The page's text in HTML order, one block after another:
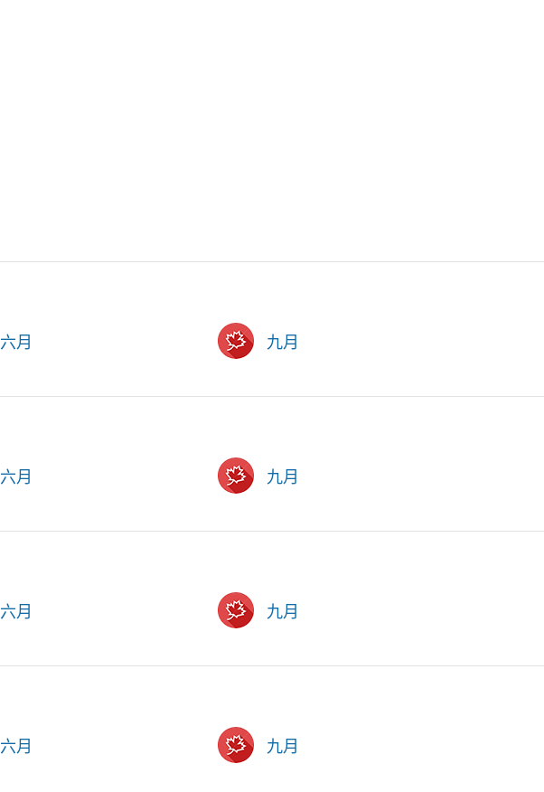
六月 九月
六月 九月
六月 九月
六月 九月